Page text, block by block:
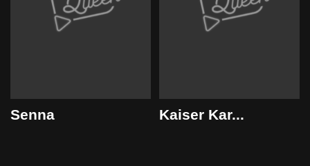
Senna Kaiser Kar...